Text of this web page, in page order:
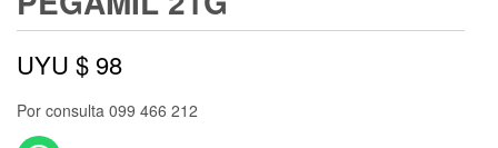
UYU $ 98
Por consulta 099 466 212